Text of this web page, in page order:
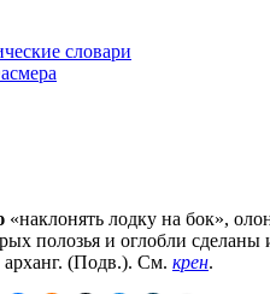
словари
«наклонять лодку на бок»,
полозья и оглобли сделаны
арханг. (Подв.). См. крен.